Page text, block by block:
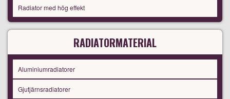
Radiator med hög effekt
RADIATORMATERIAL
Aluminiumradiatorer
Gjutjärnsradiatorer